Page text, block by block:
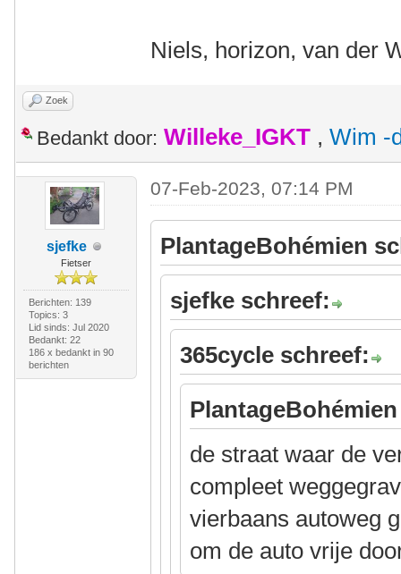
Niels, horizon, van der
Zoek
Bedankt door: Willeke_IGKT , Wim -
sjefke
Fietser
Berichten: 139
Topics: 3
Lid sinds: Jul 2020
Bedankt: 22
186 x bedankt in 90
berichten
07-Feb-2023, 07:14 PM
PlantageBohémien
sjefke schreef:
365cycle schreef:
de straat waar de
compleet
vierbaans autoweg
om de auto vrije